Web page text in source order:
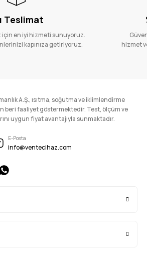
Teslimat
için en iyi hizmeti sunuyoruz.
kapınıza getiriyoruz.
hizmet
A.Ş., ısıtma, soğutma ve iklimlendirme
beri faaliyet göstermektedir. Test, ölçüm ve
uygun fiyat avantajıyla sunmaktadır.
E-Posta
info@ventecihaz.com